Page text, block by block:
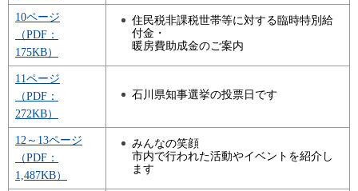
10ページ
（PDF：
175KB）
住民税非課税世帯等に対する臨時特別給
付金・
暖房費助成金のご案内
11ページ
（PDF：
272KB）
石川県知事選挙の投票日です
12～13ページ
（PDF：
1,487KB）
みんなの笑顔
市内で行われた活動やイベントを紹介し
ます